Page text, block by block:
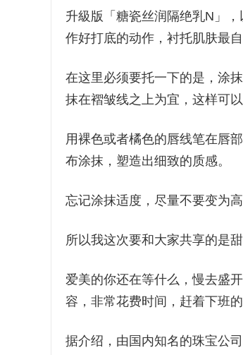
升級版「糖瓷丝润隔绝乳N」
作好打底的动作，衬托肌肤最
在这里必须要托一下的是，涂
抹在褶皱线之上为宜，这样可
用裸色或者橘色的唇线笔在唇
布涂抹，塑造出细致的质感。
忘记涂抹适度，尽量不要变为高
所以我这次要和大家共享的是
爱美的你还在等什么，慢去盛
容，非常花费时间，赶着下班
据介绍，由国内知名的珠宝公